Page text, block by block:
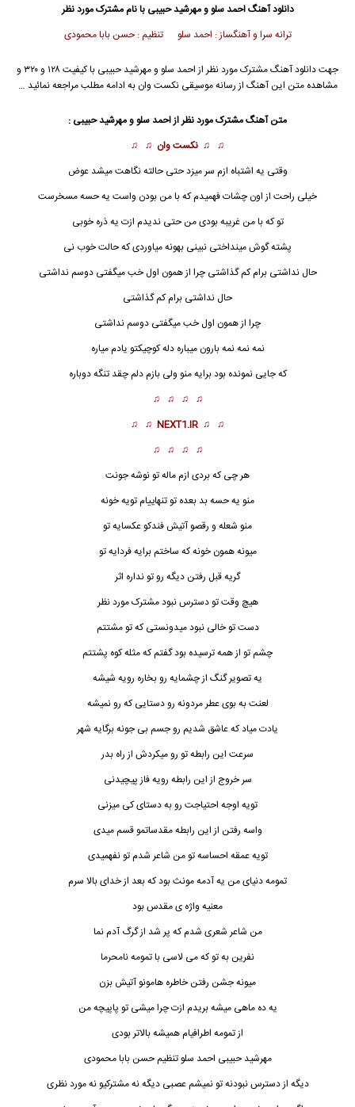
دانلود آهنگاحمد سلو و مهرشید حبیبی با نام مشترک مورد نظر
ترانه سرا و آهنگساز : احمد سلو تنظیم : حسن بابا محمودی
جهت دانلود آهنگ مشترک مورد نظر از احمد سلو ومهرشید حبیبی
با کیفیت ۱۲۸ و ۳۲۰ و
مشاهده متن این آهنگ از رسانه موسیقی نکست وان به ادامه مطلب مراجعه نمائید …
متن آهنگ مشترک مورد نظر از احمد سلو و مهرشید حبیبی :
♫ ♫ نکست وان ♫ ♫
وقتی یه اشتباه ازم سر میزد حتی حالته نگاهت میشد عوض
خیلی راحت از اون چشات فهمیدم که با من بودن واست یه حسه مسخرست
تو که با من غریبه بودی من حتی ندیدم ازت یه ذره خوبی
پشته گوش مینداختی نبینی بهونه میاوردی که حالت خوب نی
حال نداشتی برام کم گذاشتی چرا از همون اول خب میگفتی دوسم نداشتی
حال نداشتی برام کم گذاشتی
چرا از همون اول خب میگفتی دوسم نداشتی
نمه نمه نمه بارون میباره دله کوچیکتو یادم میاره
که جایی نمونده بود برایه منو ولی بازم دلم چقد تنگه دوباره
♫ ♫ ♫ ♫
♫ ♫
NEXT1.IR
♫ ♫
♫ ♫ ♫ ♫
هر چی که بردی ازم ماله تو نوشه جونت
منو یه حسه بد بعده تو تنهاییام تویه خونه
منو شعله و رقصو آتیش فندکو عکسایه تو
میونه همون خونه که ساختم برایه فردایه تو
گریه قبل رفتن دیگه رو تو نداره اثر
هیچ وقت تو دسترس نبود مشترک مورد نظر
دست تو خالی نبود میدونستی که تو مشتتم
چشم تو از همه ترسیده بود گفتم که مثله کوه پشتتم
یه تصویر گنگ از چشمایه رو بخاره رویه شیشه
لعنت به بوی عطر مردونه رو دستایی که رو نمیشه
یادت میاد که عاشق شدیم رو جسم بی جونه برگایه شهر
سرعت این رابطه تو رو میکردش از راه بدر
سر خروج از این رابطه رویه فاز پیچیدنی
تویه اوجه احتیاجت رو به دستای کی میزنی
واسه رفتن از این رابطه مقدساتمو قسم میدی
تویه عمقه احساسه تو من شاعر شدم تو نفهمیدی
تمومه دنیای من یه آدمه مونث بود که بعد از خدای بالا سرم
معنیه واژه ی مقدس بود
من شاعر شعری شدم که پر شد از گرگ آدم نما
نفرین به تو که می لاسی با تمومه نامحرما
میونه جشن رفتن خاطره هامونو آتیش بزن
یه ده ماهی میشه بریدم ازت چرا میشی تو پاپیچه من
از تمومه اطرافیام همیشه بالاتر بودی
مهرشید حبیبی احمد سلو تنظیم حسن بابا محمودی
دیگه از دسترس نبودنه تو نمیشم عصبی دیگه نه مشترکیو نه مورد نظری